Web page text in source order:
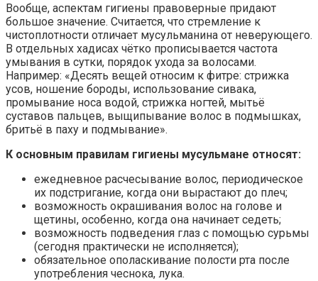
Вообще, аспектам гигиены правоверные придают
большое значение. Считается, что стремление к
чистоплотности отличает мусульманина от неверующего.
В отдельных хадисах чётко прописывается частота
умывания в сутки, порядок ухода за волосами.
Например: «Десять вещей относим к фитре: стрижка
усов, ношение бороды, использование сивака,
промывание носа водой, стрижка ногтей, мытьё
суставов пальцев, выщипывание волос в подмышках,
бритьё в паху и подмывание».
К основным правилам гигиены мусульмане относят:
ежедневное расчесывание волос, периодическое
их подстригание, когда они вырастают до плеч;
возможность окрашивания волос на голове и
щетины, особенно, когда она начинает седеть;
возможность подведения глаз с помощью сурьмы
(сегодня практически не исполняется);
обязательное ополаскивание полости рта после
употребления чеснока, лука.